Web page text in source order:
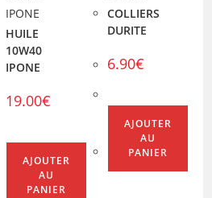
HUILE
10W40
IPONE
19.00€
AJOUTER
AU
PANIER
COLLIERS
DURITE
6.90€
AJOUTER
AU
PANIER